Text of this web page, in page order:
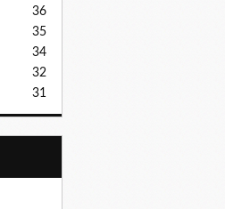
36
35
34
32
31